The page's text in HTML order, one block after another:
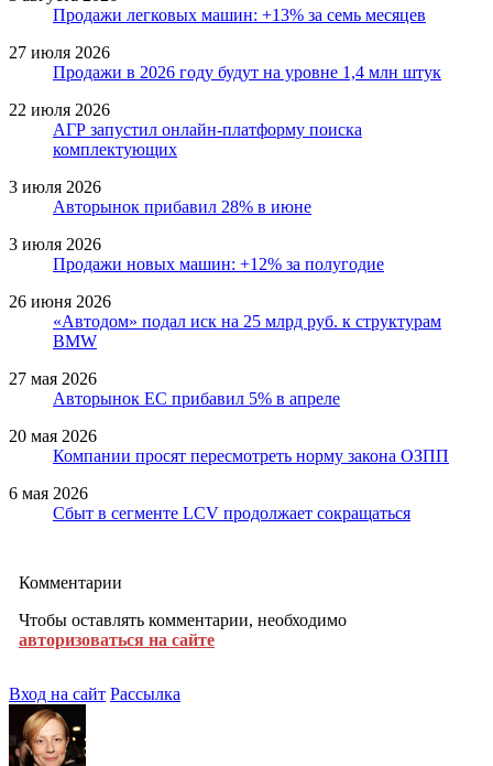
Продажи легковых машин: +13% за семь месяцев
27 июля 2026
Продажи в 2026 году будут на уровне 1,4 млн штук
22 июля 2026
АГР запустил онлайн-платформу поиска
комплектующих
3 июля 2026
Авторынок прибавил 28% в июне
3 июля 2026
Продажи новых машин: +12% за полугодие
26 июня 2026
«Автодом» подал иск на 25 млрд руб. к структурам
BMW
27 мая 2026
Авторынок ЕС прибавил 5% в апреле
20 мая 2026
Компании просят пересмотреть норму закона ОЗПП
6 мая 2026
Сбыт в сегменте LCV продолжает сокращаться
Комментарии
Чтобы оставлять комментарии, необходимо
авторизоваться на сайте
Вход на сайт Рассылка